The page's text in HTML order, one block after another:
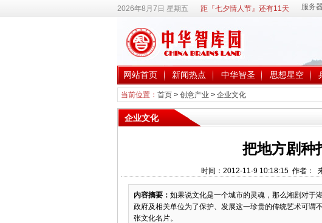
2026年8月7日 星期五 距『七夕情人节』还有11天
网站首页 新闻热点 中华智圣 思想星空
当前位置： 首页> 创意产业 > 企业文化
企业文化
把地方剧种
时间：2012-11-9 10:18:15 作者：
内容摘要： 如果说文化是一个城市的灵魂，那么湘剧对于
政府及相关单位为了保护、发展这一珍贵的传统艺术可谓
张文化名片。